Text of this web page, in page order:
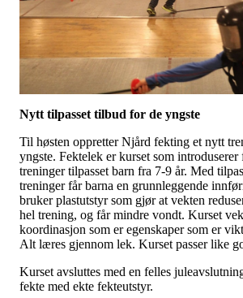
Nytt tilpasset tilbud for de yngste
Til høsten oppretter Njård fekting et nytt
yngste. Fektelek er kurset som
treninger tilpasset barn fra 7-9 år. Med
treninger får barna en grunnleggende
bruker plastutstyr som gjør at vekten
hel trening, og får mindre vondt. Kurset
koordinasjon som er egenskaper som er
Alt læres gjennom lek. Kurset passer like
Kurset avsluttes med en felles
fekte med ekte fekteutstyr.